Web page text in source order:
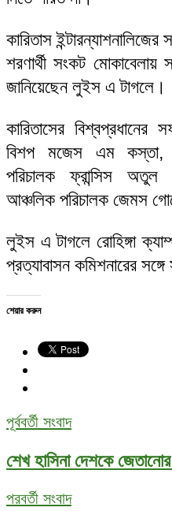
কারিতাস
শরণার্থী সংকট মোকাবেলায়
জানিয়েছেন লুইস এ টাগলে।
কারিতাসের বিশ্বপ্রধানের
বিশপ মজেস এম কস্তা,
পরিচালক ফ্রান্সিস অতুল
আঞ্চলিক পরিচালক জেমস
লুইস এ টাগলে রোহিঙ্গা
প্রত্যাবাসন কমিশনারের সঙ্গে
শেয়ার করুন
পূর্ববর্তী সংবাদ
শেখ হাসিনা দেশকে
পরবর্তী সংবাদ